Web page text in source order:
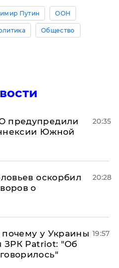
Путин ООН
Общество
предупредили
Южной
20:35
оскорбил
о
20:28
почему у Украины
ЗРК Patriot: "Об
19:57